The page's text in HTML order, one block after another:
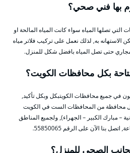
بها فني صحي؟
تصلها المياه سواء كانت المياه المالحة او
الاستهانه به, لذلك نعمل على تركيب فلاتر مياه
حتى تصل المياه بافضل شكل للمنزل.
بكل محافظات الكويت؟
في جميع محافظات الكويتبكل وبكل تأكيد,
من المحافظات الست في الكويت
– مبارك الكبير – الجهراء), ولجميع المناطق
الصحي للمنزل؟